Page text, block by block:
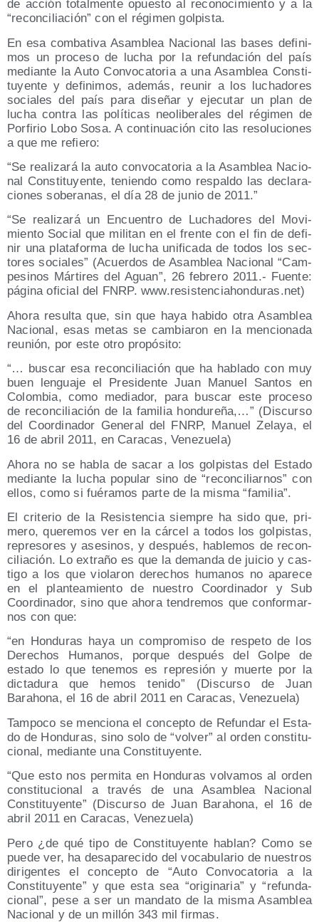
de acción total­men­te opues­to al reco­no­ci­mien­to y a la
“recon­ci­lia­ción” con el régi­men golpista.
En esa com­ba­ti­va Asam­blea Nacio­nal las bases defi­ni­
mos un pro­ce­so de lucha por la refun­da­ción del país
median­te la Auto Con­vo­ca­to­ria a una Asam­blea Cons­ti­
tu­yen­te y defi­ni­mos, ade­más, reu­nir a los lucha­do­res
socia­les del país para dise­ñar y eje­cu­tar un plan de
lucha con­tra las polí­ti­cas neo­li­be­ra­les del régi­men de
Por­fi­rio Lobo Sosa. A con­ti­nua­ción cito las reso­lu­cio­nes
a que me refiero:
“Se rea­li­za­rá la auto con­vo­ca­to­ria a la Asam­blea Nacio­
nal Cons­ti­tu­yen­te, tenien­do como res­pal­do las decla­ra­
cio­nes sobe­ra­nas, el día 28 de junio de 2011.”
“Se rea­li­za­rá un Encuen­tro de Lucha­do­res del Movi­
mien­to Social que mili­tan en el fren­te con el fin de defi­
nir una pla­ta­for­ma de lucha uni­fi­ca­da de todos los sec­
to­res socia­les” (Acuer­dos de Asam­blea Nacio­nal “Cam­
pe­si­nos Már­ti­res del Aguan”, 26 febre­ro 2011.- Fuen­te:
pági­na ofi­cial del FNRP. www​.resis​ten​ciahon​du​ras​.net)
Aho­ra resul­ta que, sin que haya habi­do otra Asam­blea
Nacio­nal, esas metas se cam­bia­ron en la men­cio­na­da
reu­nión, por este otro propósito:
“… bus­car esa recon­ci­lia­ción que ha habla­do con muy
buen len­gua­je el Pre­si­den­te Juan Manuel San­tos en
Colom­bia, como media­dor, para bus­car este pro­ce­so
de recon­ci­lia­ción de la fami­lia hon­du­re­ña,…” (Dis­cur­so
del Coor­di­na­dor Gene­ral del FNRP, Manuel Zela­ya, el
16 de abril 2011, en Cara­cas, Venezuela)
Aho­ra no se habla de sacar a los gol­pis­tas del Esta­do
median­te la lucha popu­lar sino de “recon­ci­liar­nos” con
ellos, como si fué­ra­mos par­te de la mis­ma “fami­lia”.
El cri­te­rio de la Resis­ten­cia siem­pre ha sido que, pri­
me­ro, que­re­mos ver en la cár­cel a todos los gol­pis­tas,
repre­so­res y ase­si­nos, y des­pués, hable­mos de recon­
ci­lia­ción. Lo extra­ño es que la deman­da de jui­cio y cas­
ti­go a los que vio­la­ron dere­chos huma­nos no apa­re­ce
en el plan­tea­mien­to de nues­tro Coor­di­na­dor y Sub
Coor­di­na­dor, sino que aho­ra ten­dre­mos que con­for­mar­
nos con que:
“en Hon­du­ras haya un com­pro­mi­so de res­pe­to de los
Dere­chos Huma­nos, por­que des­pués del Gol­pe de
esta­do lo que tene­mos es repre­sión y muer­te por la
dic­ta­du­ra que hemos teni­do” (Dis­cur­so de Juan
Baraho­na, el 16 de abril 2011 en Cara­cas, Venezuela)
Tam­po­co se men­cio­na el con­cep­to de Refun­dar el Esta­
do de Hon­du­ras, sino solo de “vol­ver” al orden cons­ti­tu­
cio­nal, median­te una Constituyente.
“Que esto nos per­mi­ta en Hon­du­ras vol­va­mos al orden
cons­ti­tu­cio­nal a tra­vés de una Asam­blea Nacio­nal
Cons­ti­tu­yen­te” (Dis­cur­so de Juan Baraho­na, el 16 de
abril 2011 en Cara­cas, Venezuela)
Pero ¿de qué tipo de Cons­ti­tu­yen­te hablan? Como se
pue­de ver, ha des­apa­re­ci­do del voca­bu­la­rio de nues­tros
diri­gen­tes el con­cep­to de “Auto Con­vo­ca­to­ria a la
Cons­ti­tu­yen­te” y que esta sea “ori­gi­na­ria” y “refun­da­
cio­nal”, pese a ser un man­da­to de la mis­ma Asam­blea
Nacio­nal y de un millón 343 mil firmas.